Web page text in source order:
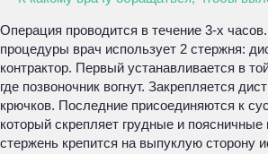
Операция проводится в течение 3-х
процедуры врач использует 2 стержня:
контрактор. Первый устанавливается в
где позвоночник вогнут. Закрепляется
крючков. Последние присоединяются к
который скрепляет грудные и поясничные
стержень крепится на выпуклую сторону